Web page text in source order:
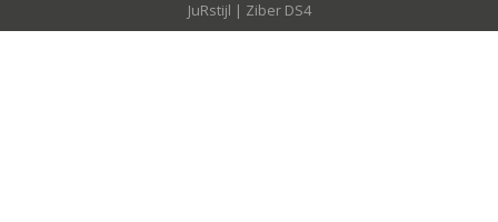
JuRstijl | Ziber DS4